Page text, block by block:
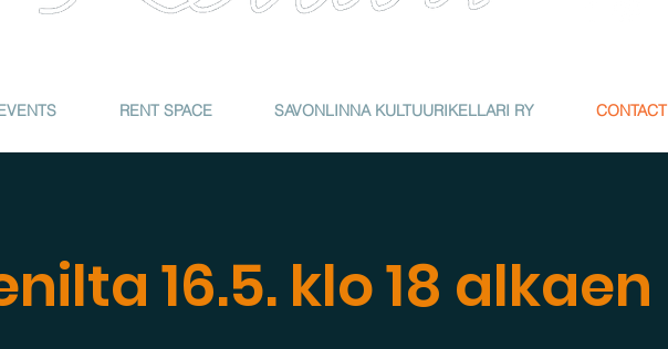
RENT SPACE SAVONLINNA KULTUURIKELLARI RY CONTACT
16.5. klo 18 alkaen